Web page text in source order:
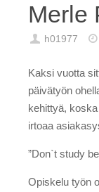
Merle
h01977
Kaksi vuotta
päivätyön
kehittyä,
irtoaa
”Don`t study
Opiskelu työn